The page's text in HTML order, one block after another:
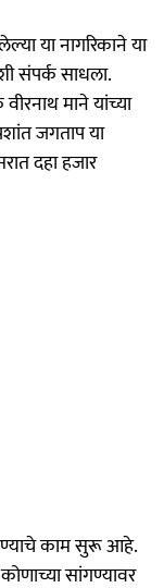
या नागरिकाने या
संपर्क साधला.
माने यांच्या
जगताप या
दहा हजार
काम सुरू आहे.
सांगण्यावर